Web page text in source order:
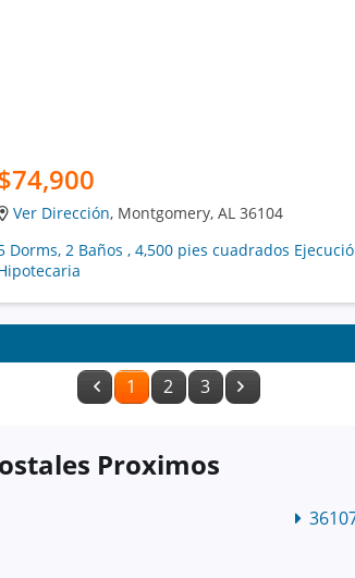
Ver Dirección, Montgomery, AL 36104
Dorms, 2 Baños , 4,500 pies cuadrados
1 2 3
Proximos